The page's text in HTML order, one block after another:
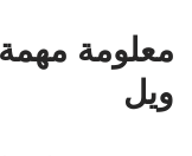
معلومة
ويل